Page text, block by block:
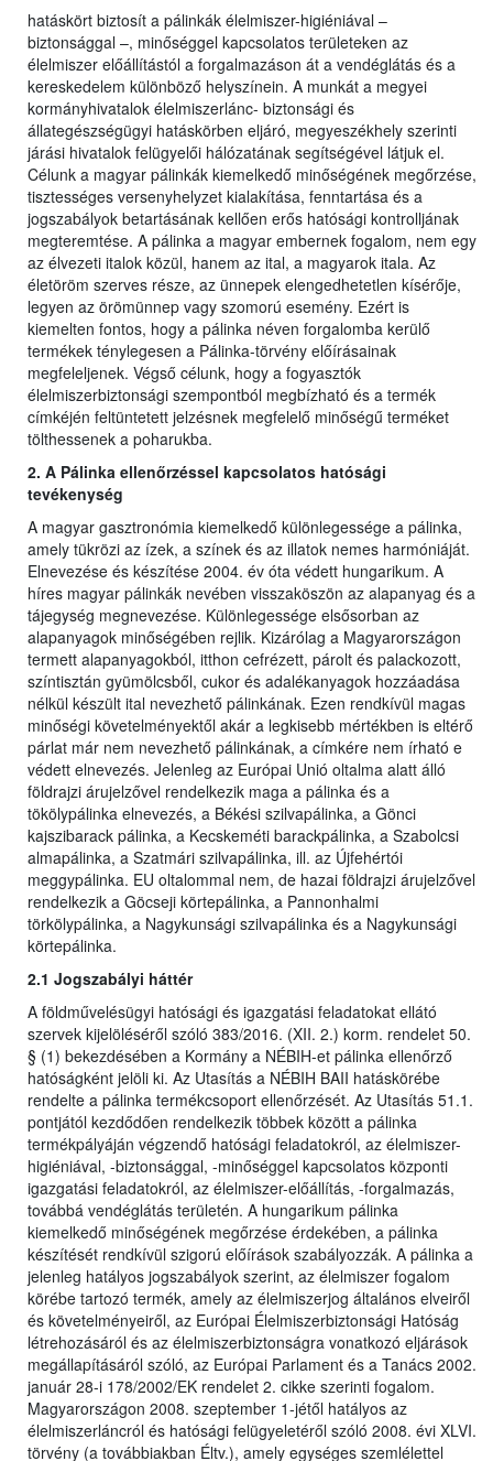
hatáskört biztosít a pálinkák élelmiszer-higiéniával –
biztonsággal –, minőséggel kapcsolatos területeken az
élelmiszer előállítástól a forgalmazáson át a vendéglátás és a
kereskedelem különböző helyszínein. A munkát a megyei
kormányhivatalok élelmiszerlánc- biztonsági és
állategészségügyi hatáskörben eljáró, megyeszékhely szerinti
járási hivatalok felügyelői hálózatának segítségével látjuk el.
Célunk a magyar pálinkák kiemelkedő minőségének megőrzése,
tisztességes versenyhelyzet kialakítása, fenntartása és a
jogszabályok betartásának kellően erős hatósági kontrolljának
megteremtése. A pálinka a magyar embernek fogalom, nem egy
az élvezeti italok közül, hanem az ital, a magyarok itala. Az
életöröm szerves része, az ünnepek elengedhetetlen kísérője,
legyen az örömünnep vagy szomorú esemény. Ezért is
kiemelten fontos, hogy a pálinka néven forgalomba kerülő
termékek ténylegesen a Pálinka-törvény előírásainak
megfeleljenek. Végső célunk, hogy a fogyasztók
élelmiszerbiztonsági szempontból megbízható és a termék
címkéjén feltüntetett jelzésnek megfelelő minőségű terméket
tölthessenek a poharukba.
2. A Pálinka ellenőrzéssel kapcsolatos hatósági
tevékenység
A magyar gasztronómia kiemelkedő különlegessége a pálinka,
amely tükrözi az ízek, a színek és az illatok nemes harmóniáját.
Elnevezése és készítése 2004. év óta védett hungarikum. A
híres magyar pálinkák nevében visszaköszön az alapanyag és a
tájegység megnevezése. Különlegessége elsősorban az
alapanyagok minőségében rejlik. Kizárólag a Magyarországon
termett alapanyagokból, itthon cefrézett, párolt és palackozott,
színtisztán gyümölcsből, cukor és adalékanyagok hozzáadása
nélkül készült ital nevezhető pálinkának. Ezen rendkívül magas
minőségi követelményektől akár a legkisebb mértékben is eltérő
párlat már nem nevezhető pálinkának, a címkére nem írható e
védett elnevezés. Jelenleg az Európai Unió oltalma alatt álló
földrajzi árujelzővel rendelkezik maga a pálinka és a
tökölypálinka elnevezés, a Békési szilvapálinka, a Gönci
kajszibarack pálinka, a Kecskeméti barackpálinka, a Szabolcsi
almapálinka, a Szatmári szilvapálinka, ill. az Újfehértói
meggypálinka. EU oltalommal nem, de hazai földrajzi árujelzővel
rendelkezik a Göcseji körtepálinka, a Pannonhalmi
törkölypálinka, a Nagykunsági szilvapálinka és a Nagykunsági
körtepálinka.
2.1 Jogszabályi háttér
A földművelésügyi hatósági és igazgatási feladatokat ellátó
szervek kijelöléséről szóló 383/2016. (XII. 2.) korm. rendelet 50.
§ (1) bekezdésében a Kormány a NÉBIH-et pálinka ellenőrző
hatóságként jelöli ki. Az Utasítás a NÉBIH BAII hatáskörébe
rendelte a pálinka termékcsoport ellenőrzését. Az Utasítás 51.1.
pontjától kezdődően rendelkezik többek között a pálinka
termékpályáján végzendő hatósági feladatokról, az élelmiszer-
higiéniával, -biztonsággal, -minőséggel kapcsolatos központi
igazgatási feladatokról, az élelmiszer-előállítás, -forgalmazás,
továbbá vendéglátás területén. A hungarikum pálinka
kiemelkedő minőségének megőrzése érdekében, a pálinka
készítését rendkívül szigorú előírások szabályozzák. A pálinka a
jelenleg hatályos jogszabályok szerint, az élelmiszer fogalom
körébe tartozó termék, amely az élelmiszerjog általános elveiről
és követelményeiről, az Európai Élelmiszerbiztonsági Hatóság
létrehozásáról és az élelmiszerbiztonságra vonatkozó eljárások
megállapításáról szóló, az Európai Parlament és a Tanács 2002.
január 28-i 178/2002/EK rendelet 2. cikke szerinti fogalom.
Magyarországon 2008. szeptember 1-jétől hatályos az
élelmiszerláncról és hatósági felügyeletéről szóló 2008. évi XLVI.
törvény (a továbbiakban Éltv.), amely egységes szemlélettel